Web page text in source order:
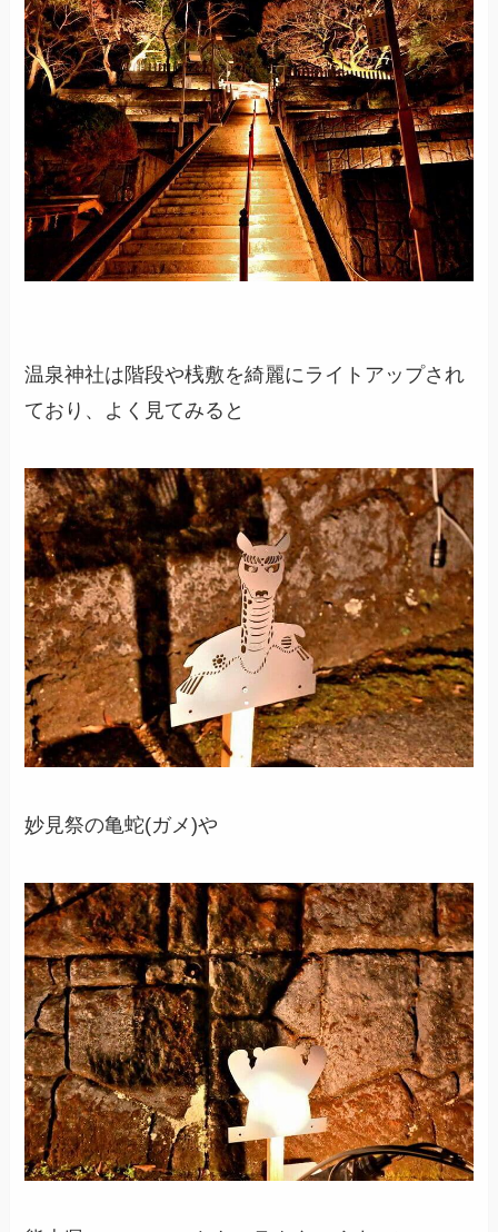
温泉神社は階段や桟敷を綺麗にライトアップされ
ており、よく見てみると
妙見祭の亀蛇(ガメ)や